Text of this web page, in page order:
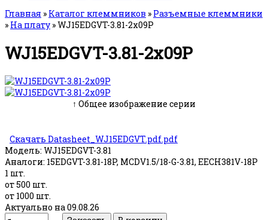
Главная » Каталог клеммников » Разъемные клеммники
» На плату »WJ15EDGVT-3.81-2x09P
WJ15EDGVT-3.81-2x09P
↑ Общее изображение серии
Скачать Datasheet_WJ15EDGVT.pdf.pdf
Модель: WJ15EDGVT-3.81
Аналоги: 15EDGVT-3.81-18P, MCDV1.5/18-G-3.81, EECH381V-18P
1 шт.
от 500 шт.
от 1000 шт.
Актуально на 09.08.26